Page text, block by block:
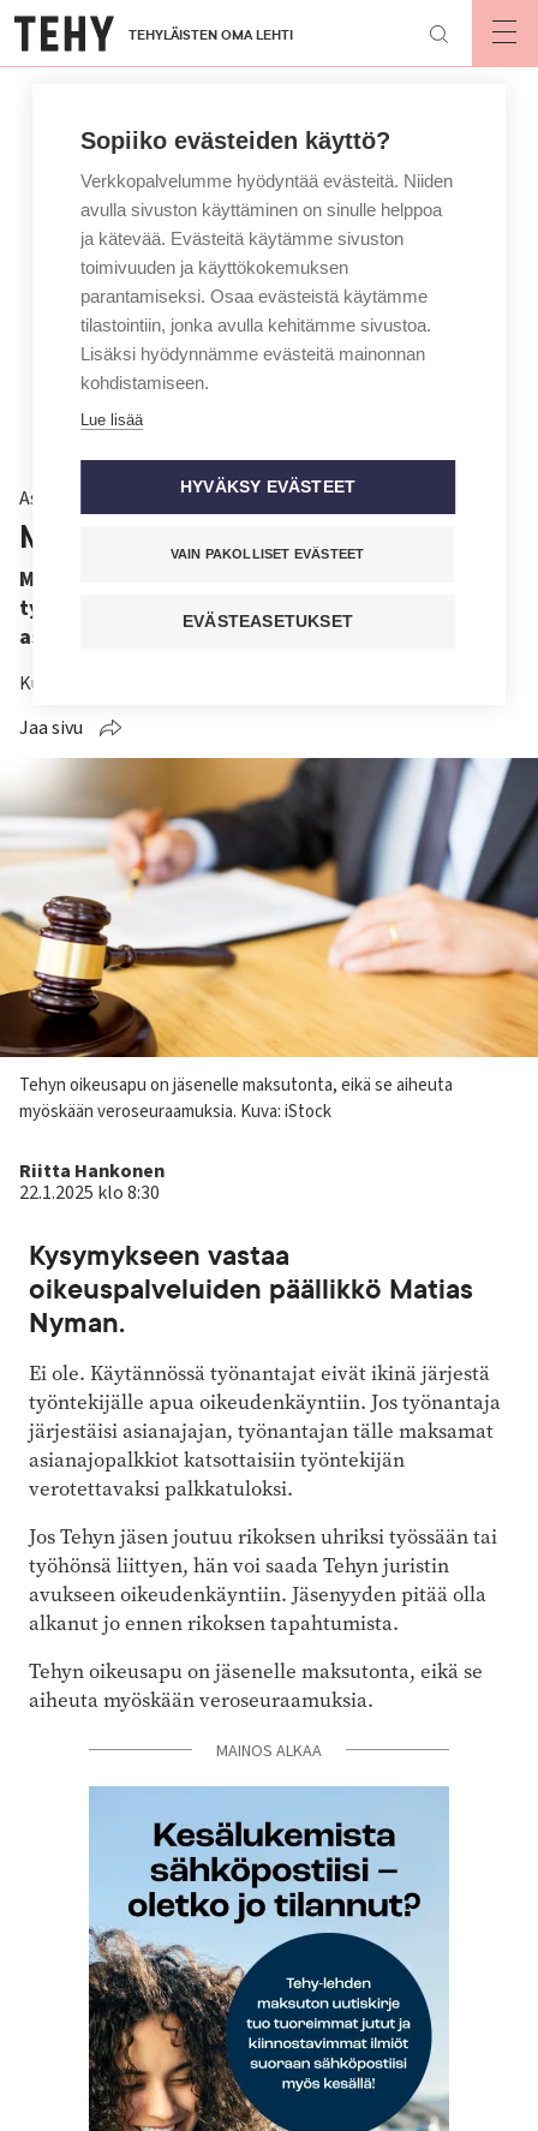
Hyppää
pääsisältöön
TEHYLÄISTEN OMA LEHTI
Asiantuntija vastaa
Mistä saan asianajajan?
Minut pahoinpideltiin työpaikalla. Onko
työnantaja velvollinen järjestämään ­minulle
asianajajan oikeudenkäyntiin?
Kuuntele juttu
Jaa sivu
Kuvateksti
Tehyn oikeusapu on jäsenelle maksutonta, eikä se aiheuta
myöskään veroseuraamuksia. Kuva: iStock
Kirjoittaja
Riitta Hankonen
22.1.2025 klo 8:30
Kysymykseen vastaa
oikeuspalveluiden päällikkö Matias
Nyman.
Ei ole. Käytännössä työnantajat eivät ikinä järjestä
työntekijälle apua oikeudenkäyntiin. Jos työnantaja
järjestäisi asianajajan, työnantajan tälle maksamat
asianajopalkkiot katsottaisiin työntekijän
verotettavaksi palkkatuloksi.
Jos Tehyn jäsen joutuu rikoksen uhriksi työssään tai
työhönsä liittyen, hän voi saada Tehyn juristin
avukseen oikeudenkäyntiin. Jäsenyyden pitää olla
alkanut jo ennen rikoksen tapahtumista.
Tehyn oikeusapu on jäsenelle maksutonta, eikä se
aiheuta myöskään veroseuraamuksia.
MAINOS ALKAA
Sopiiko evästeiden käyttö?
Verkkopalvelumme hyödyntää evästeitä. Niiden
avulla sivuston käyttäminen on sinulle helppoa
ja kätevää. Evästeitä käytämme sivuston
toimivuuden ja käyttökokemuksen
parantamiseksi. Osaa evästeistä käytämme
tilastointiin, jonka avulla kehitämme sivustoa.
Lisäksi hyödynnämme evästeitä mainonnan
kohdistamiseen.
Lue lisää
HYVÄKSY EVÄSTEET
VAIN PAKOLLISET EVÄSTEET
EVÄSTEASETUKSET